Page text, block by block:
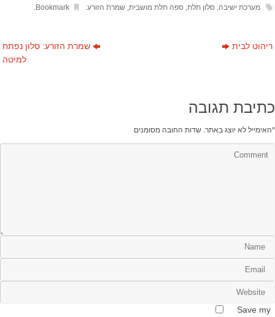
מערכת ישיבה סלון תלת, ספה תלת מושבית, שמרת הזורע.
Bookmark
שמרת הזורע: סלון נפתח
למיטה
ריהוט לבית
כתיבת תגובה
האימייל לא יוצג באתר. שדות החובה מסומנים *
Save my